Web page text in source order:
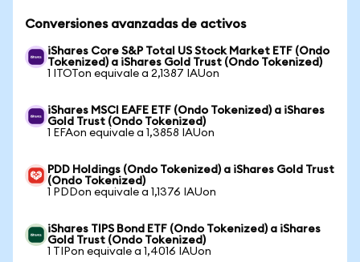
Conversiones avanzadas de activos
iShares Core S&P Total US Stock Market ETF (Ondo
Tokenized) a iShares Gold Trust (Ondo Tokenized)
1 ITOTon equivale a 2,1387 IAUon
iShares MSCI EAFE ETF (Ondo Tokenized) a iShares
Gold Trust (Ondo Tokenized)
1 EFAon equivale a 1,3858 IAUon
PDD Holdings (Ondo Tokenized) a iShares Gold Trust
(Ondo Tokenized)
1 PDDon equivale a 1,1376 IAUon
iShares TIPS Bond ETF (Ondo Tokenized) a iShares
Gold Trust (Ondo Tokenized)
1 TIPon equivale a 1,4016 IAUon